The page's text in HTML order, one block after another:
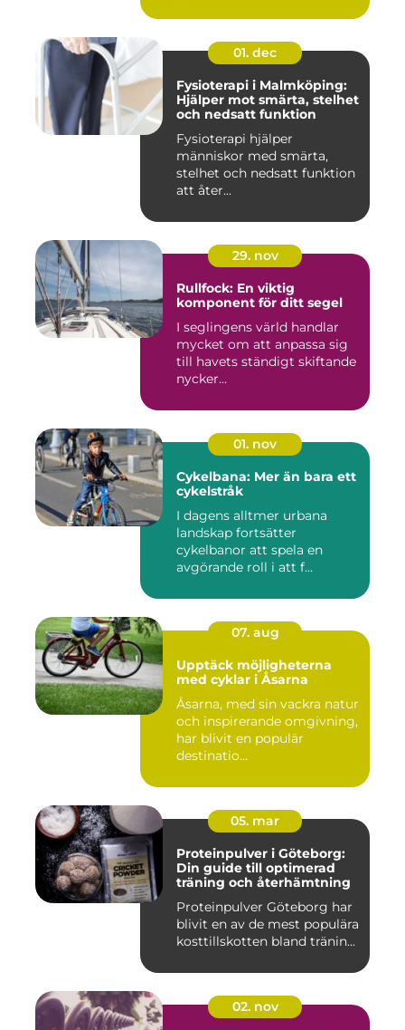
01. dec
Fysioterapi i Malmköping:
Hjälper mot smärta, stelhet
och nedsatt funktion
Fysioterapi hjälper
människor med smärta,
stelhet och nedsatt funktion
att åter...
29. nov
Rullfock: En viktig
komponent för ditt segel
I seglingens värld handlar
mycket om att anpassa sig
till havets ständigt skiftande
nycker...
01. nov
Cykelbana: Mer än bara ett
cykelstråk
I dagens alltmer urbana
landskap fortsätter
cykelbanor att spela en
avgörande roll i att f...
07. aug
Upptäck möjligheterna
med cyklar i Åsarna
Åsarna, med sin vackra natur
och inspirerande omgivning,
har blivit en populär
destinatio...
05. mar
Proteinpulver i Göteborg:
Din guide till optimerad
träning och återhämtning
Proteinpulver Göteborg har
blivit en av de mest populära
kosttillskotten bland tränin...
02. nov